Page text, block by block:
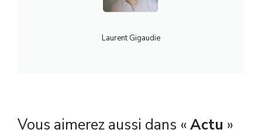
Laurent Gigaudie
Vous aimerez aussi dans « Actu »